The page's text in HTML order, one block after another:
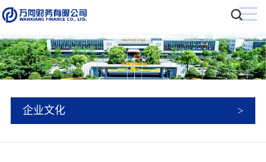
企业文化